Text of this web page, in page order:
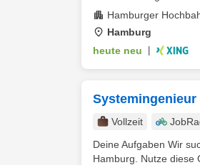
Hamburger
Hamburg
heute neu
Systemingenieur
Vollzeit
Deine Aufgaben Wir
Hamburg. Nutze diese